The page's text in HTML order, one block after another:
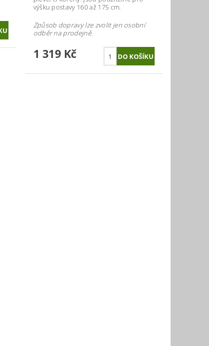
výšku postavy 160 až 175 cm.
Způsob dopravy lze zvolit jen osobní
odběr na prodejně.
1 319 Kč